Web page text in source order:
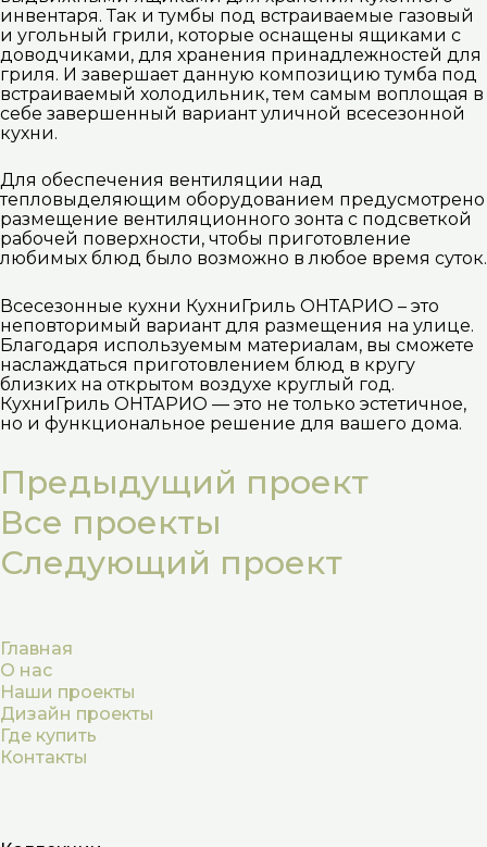
инвентаря. Так и тумбы под встраиваемые газовый
и угольный грили, которые оснащены ящиками с
доводчиками, для хранения принадлежностей для
гриля. И завершает данную композицию тумба под
встраиваемый холодильник, тем самым воплощая в
себе завершенный вариант уличной всесезонной
кухни.
Для обеспечения вентиляции над
тепловыделяющим оборудованием предусмотрено
размещение вентиляционного зонта с подсветкой
рабочей поверхности, чтобы приготовление
любимых блюд было возможно в любое время суток.
Всесезонные кухни КухниГриль ОНТАРИО – это
неповторимый вариант для размещения на улице.
Благодаря используемым материалам, вы сможете
наслаждаться приготовлением блюд в кругу
близких на открытом воздухе круглый год.
КухниГриль ОНТАРИО — это не только эстетичное,
но и функциональное решение для вашего дома.
Предыдущий проект
Все проекты
Следующий проект
Главная
О нас
Наши проекты
Дизайн проекты
Где купить
Контакты